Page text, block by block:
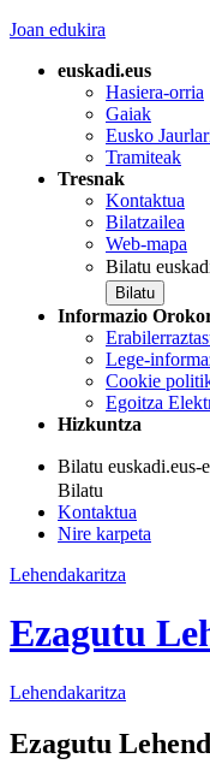
Joan edukira
euskadi.eus
Hasiera-orria
Gaiak
Eusko
Tramiteak
Tresnak
Kontaktua
Bilatzailea
Web-mapa
Bilatu
Informazio
Lege-
Cookie
Egoitza
Hizkuntza
Bilatu euskadi.eus-
Bilatu
Kontaktua
Nire karpeta
Lehendakaritza
Ezagutu
Lehendakaritza
Ezagutu